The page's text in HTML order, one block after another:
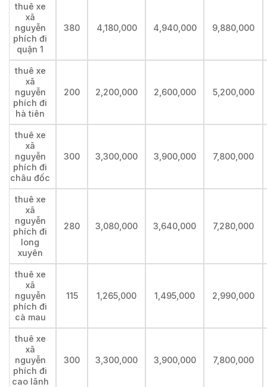
thuê xe
xã
nguyễn
phích đi
quận 1
380 4,180,000 4,940,000 9,880,000
thuê xe
xã
nguyễn
phích đi
hà tiên
200 2,200,000 2,600,000 5,200,000
thuê xe
xã
nguyễn
phích đi
châu đốc
300 3,300,000 3,900,000 7,800,000
thuê xe
xã
nguyễn
phích đi
long
xuyên
280 3,080,000 3,640,000 7,280,000
thuê xe
xã
nguyễn
phích đi
cà mau
115 1,265,000 1,495,000 2,990,000
thuê xe
xã
nguyễn
phích đi
cao lãnh
300 3,300,000 3,900,000 7,800,000